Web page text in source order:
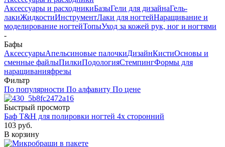
Аксессуары и расходникиБазыГели для дизайнаГель-
лакиЖидкостиИнструментЛаки для ногтейНаращивание и
моделирование ногтейТопыУход за кожей рук, ног и ногтями
-
Бафы
АксессуарыАпельсиновые палочкиДизайнКистиОсновы и
сменные файлыПилкиПодологияСтемпингФормы для
наращиванияфрезы
Фильтр
По популярности По алфавиту По цене
Быстрый просмотр
Баф T&H для полировки ногтей 4х сторонний
103 руб.
В корзину